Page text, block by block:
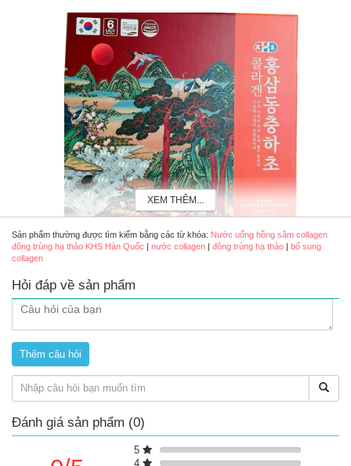
Nước uống hồng sâm collagen đông trùng hạ thảo KHS Hàn Quốc
Ưu đểm nổi bật
Công nghệ thủy phân giúp chuyển collagen từ kích thước
phân tử lớn thành collagen peptit, có cấu trúc tương đồng với
da người giúp hấp thụ nhanh và làm tăng hiệu quả làm đẹp,
Hỗ trợ tăng cường tăng cường hệ miễn dịch
Hỗ trợ tăng cường trí nhớ, cải thiện khả năng tập trung, giảm
XEM THÊM...
Sản phẩm thường được tìm kiếm bằng các từ khóa: Nước uống hồng sâm collagen
đông trùng hạ thảo KHS Hàn Quốc | nước collagen | đông trùng hạ thảo | bổ sung
collagen
Hỏi đáp về sản phẩm
Đánh giá sản phẩm (0)
5
4